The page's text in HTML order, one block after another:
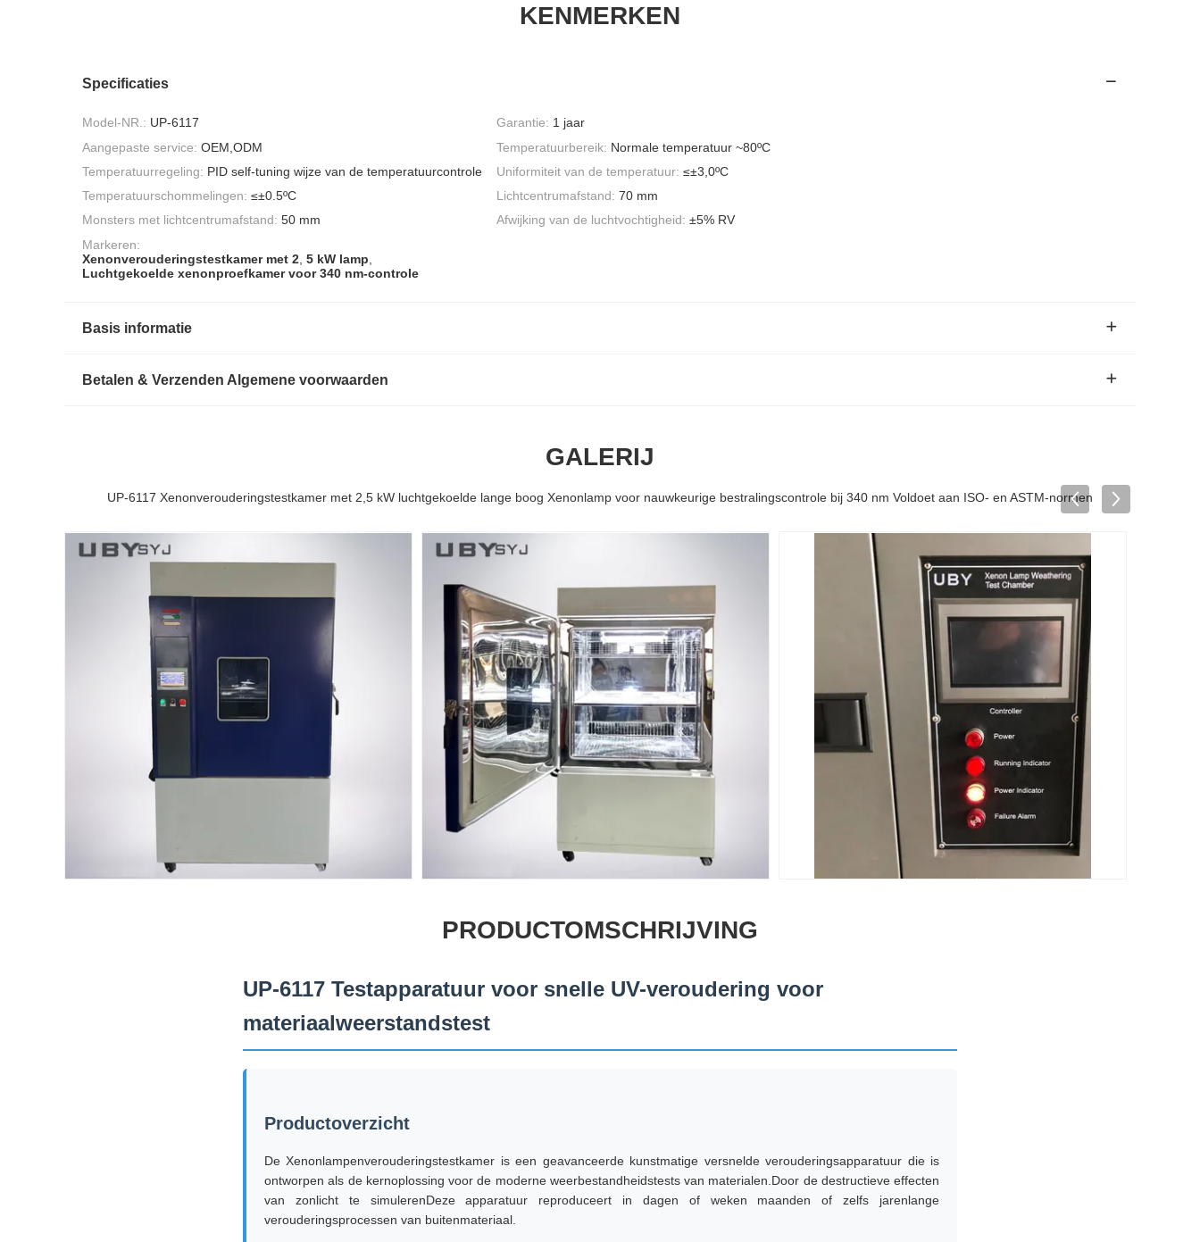
KENMERKEN
Specificaties
Model-NR.: UP-6117 Garantie: 1 jaar
Aangepaste service: OEM,ODM Temperatuurbereik: Normale temperatuur ~80ºC
Temperatuurregeling: PID self-tuning wijze van de temperatuurcontrole Uniformiteit van de temperatuur: ≤±3,0ºC
Temperatuurschommelingen: ≤±0.5ºC Lichtcentrumafstand: 70 mm
Monsters met lichtcentrumafstand: 50 mm Afwijking van de luchtvochtigheid: ±5% RV
Markeren:
Xenonverouderingstestkamer met 2 5 kW lamp
Luchtgekoelde xenonproefkamer voor 340 nm-controle
Basis informatie
Betalen & Verzenden Algemene voorwaarden
GALERIJ
UP-6117 Xenonverouderingstestkamer met 2,5 kW luchtgekoelde lange boog Xenonlamp voor nauwkeurige bestralingscontrole bij 340 nm Voldoet aan ISO- en ASTM-normen
PRODUCTOMSCHRIJVING
UP-6117 Testapparatuur voor snelle UV-veroudering voor
materiaalweerstandstest
Productoverzicht
De Xenonlampenverouderingstestkamer is een geavanceerde kunstmatige versnelde verouderingsapparatuur die is
ontworpen als de kernoplossing voor de moderne weerbestandheidstests van materialen.Door de destructieve effecten
van zonlicht te simulerenDeze apparatuur reproduceert in dagen of weken maanden of zelfs jarenlange
verouderingsprocessen van buitenmateriaal.